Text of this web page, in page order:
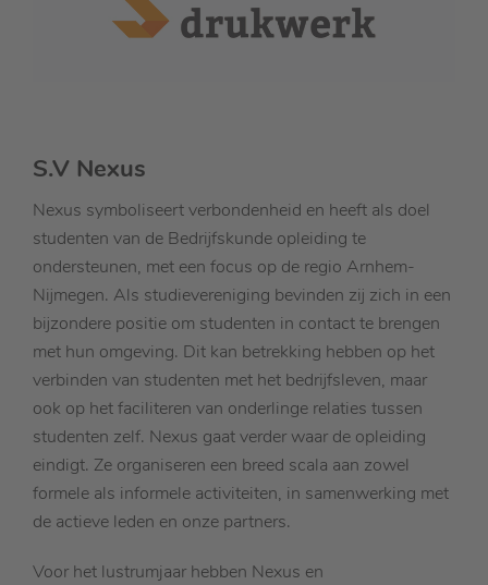
S.V Nexus
Nexus symboliseert verbondenheid en heeft als doel
studenten van de Bedrijfskunde opleiding te
ondersteunen, met een focus op de regio Arnhem-
Nijmegen. Als studievereniging bevinden zij zich in een
bijzondere positie om studenten in contact te brengen
met hun omgeving. Dit kan betrekking hebben op het
verbinden van studenten met het bedrijfsleven, maar
ook op het faciliteren van onderlinge relaties tussen
studenten zelf. Nexus gaat verder waar de opleiding
eindigt. Ze organiseren een breed scala aan zowel
formele als informele activiteiten, in samenwerking met
de actieve leden en onze partners.
Voor het lustrumjaar hebben Nexus en